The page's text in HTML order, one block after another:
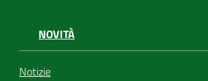
NOVITÀ
Notizie